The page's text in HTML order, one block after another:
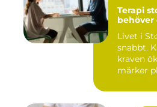
Terapi
behöver
Livet i
snabbt.
kraven
märker